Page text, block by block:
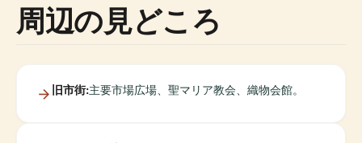
周辺の見どころ
旧市街:主要市場広場、聖マリア教会、織物会館。